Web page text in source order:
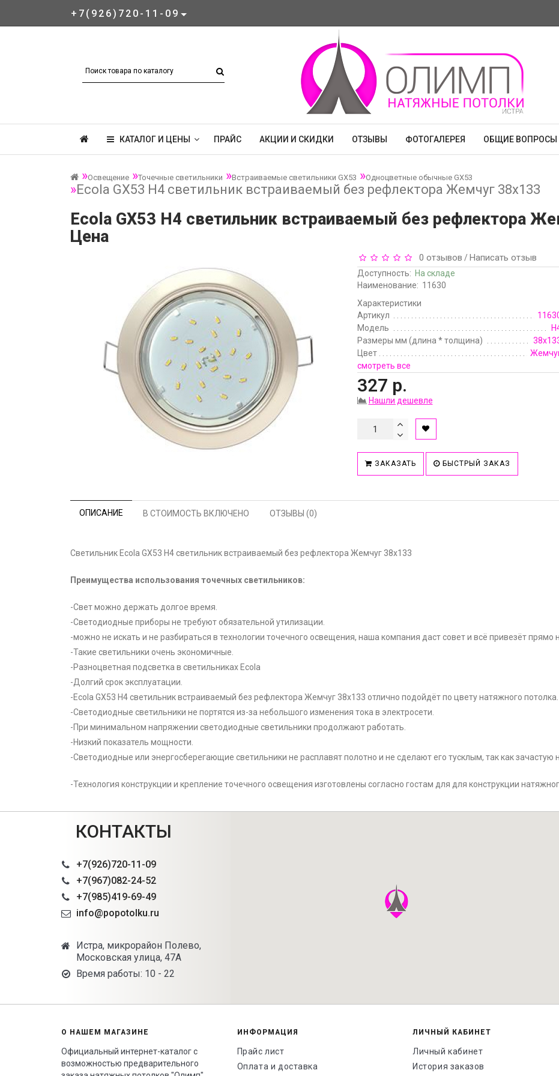
+7(926)720-11-09
КАТАЛОГ И ЦЕНЫ ПРАЙС АКЦИИ И СКИДКИ ОТЗЫВЫ ФОТОГАЛЕРЕЯ ОБЩИЕ ВОПРОСЫ
Освещение Точечные светильники Встраиваемые светильники GX53 Одноцветные обычные GX53
Ecola GX53 H4 светильник встраиваемый без рефлектора Жемчуг 38x133
Ecola GX53 H4 светильник встраиваемый без рефлектора
Цена
0 отзывов / Написать отзыв
Доступность: На складе
Наименование: 11630
Характеристики
Артикул
Модель
Размеры мм (длина * толщина)
Цвет
смотреть все
327 р.
Нашли дешевле
ЗАКАЗАТЬ БЫСТРЫЙ ЗАКАЗ
ОПИСАНИЕ В СТОИМОСТЬ ВКЛЮЧЕНО ОТЗЫВЫ (0)
Светильник Ecola GX53 H4 светильник встраиваемый без рефлектора Жемчуг 38x133
Преимущества использования точечных светильников:
-Свет можно держать долгое время.
-Светодиодные приборы не требуют обязательной утилизации.
-можно не искать и не разбираться в технологии точечного освещения, наша компания даст совет и всё привезёт прямо
-Такие светильники очень экономичные.
-Разноцветная подсветка в светильниках Ecola
-Долгий срок эксплуатации.
-Ecola GX53 H4 светильник встраиваемый без рефлектора Жемчуг 38x133 отлично подойдёт по цвету натяжного потолка.
-Светодиодные светильники не портятся из-за небольшого изменения тока в электросети.
-При минимальном напряжении светодиодные светильники продолжают работать.
-Низкий показатель мощности.
-Светодиодные или энергосберегающие светильники не расплавят полотно и не сделают его тусклым, так как зачастую
-Технология конструкции и крепление точечного освещения изготовлены согласно гостам для для конструкции
КОНТАКТЫ
+7(926)720-11-09
+7(967)082-24-52
+7(985)419-69-49
info@popotolku.ru
Истра, микрорайон Полево,
Московская улица, 47А
Время работы: 10 - 22
О НАШЕМ МАГАЗИНЕ
Официальный интернет-каталог с
возможностью предварительного
ИНФОРМАЦИЯ
Прайс лист
Оплата и доставка
ЛИЧНЫЙ КАБИНЕТ
Личный кабинет
История заказов